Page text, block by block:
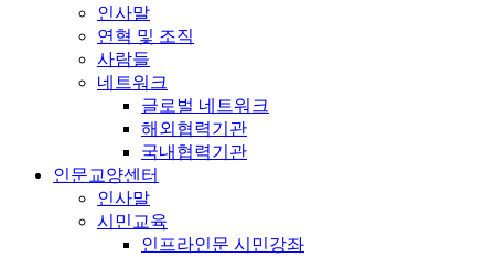
인사말
연혁 및 조직
사람들
네트워크
글로벌 네트워크
해외협력기관
국내협력기관
인문교양센터
인사말
시민교육
인프라인문 시민강좌